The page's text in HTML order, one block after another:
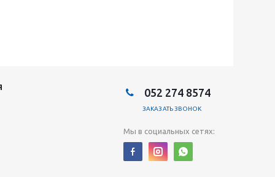
052 274 8574
ЗАКАЗАТЬ ЗВОНОК
Мы в социальных сетях: